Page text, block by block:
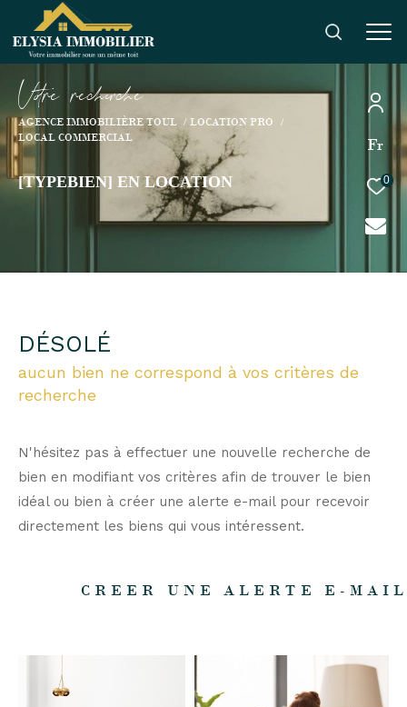
Fr
0
Vore recece
AGENCE IMMOBILIÈRE TOUL
LOCATION PRO
LOCAL COMMERCIAL
[TYPEBIEN] EN LOCATION
DÉSOLÉ
aucun bien ne correspond à vos critères de
recherche
N'hésitez pas à effectuer une nouvelle recherche de
bien en modifiant vos critères afin de trouver le bien
idéal ou bien à créer une alerte e-mail pour recevoir
directement les biens qui vous intéressent.
CREER UNE ALERTE E-